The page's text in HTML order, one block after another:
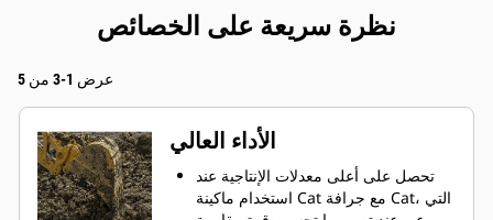
نظرة سريعة على الخصائص
عرض 1-3 من 5
الأداء العالي
تحصل على أعلى معدلات الإنتاجية عند
استخدام ماكينة Cat مع جرافة Cat، التي